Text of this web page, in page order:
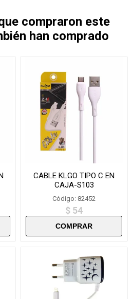
compraron este
han comprado
CABLE KLGO TIPO C EN
CAJA-S103
Código: 82452
$ 54